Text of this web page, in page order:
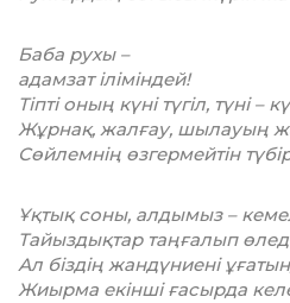
Баба рухы –
адамзат іліміндей!
Тіпті оның күні түгіл, түні –
Жұрнақ, жалғау, шылауың
Сөйлемнің өзгермейтін
Ұқтық соны, алдымыз –
Тайыздықтар таңғалып
Ал біздің жандүниені
Жиырма екінші ғасырда